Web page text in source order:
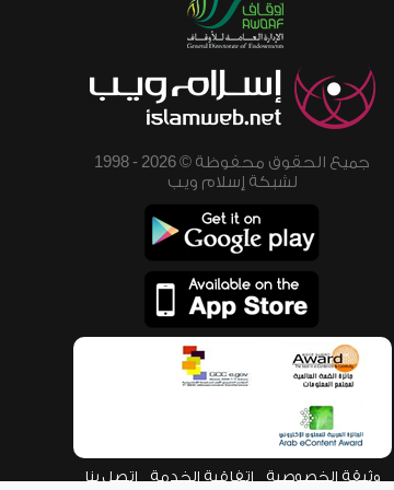
جميع الحقوق محفوظة © 2026 - 1998
لشبكة إسلام ويب
وثيقة الخصوصية اتفاقية الخدمة اتصل بنا